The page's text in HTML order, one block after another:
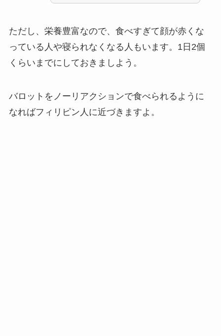
ただし、栄養豊富なので、食べすぎて顔が赤くな
っている人や寝られなくなる人もいます。1日2個
くらいまでにしておきましよう。
バロットをノーリアクションで食べられるように
なればフィリピン人に近づきますよ。